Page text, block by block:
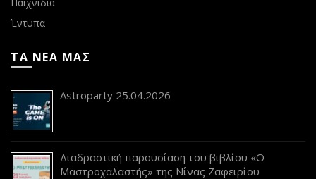
Έντυπα
ΤΑ ΝΕΑ ΜΑΣ
Astroparty 25.04.2026
Διαδραστική παρουσίαση του βιβλίου «Ο
Μαστροχαλαστής» της Νίνας Ζαφειρίου